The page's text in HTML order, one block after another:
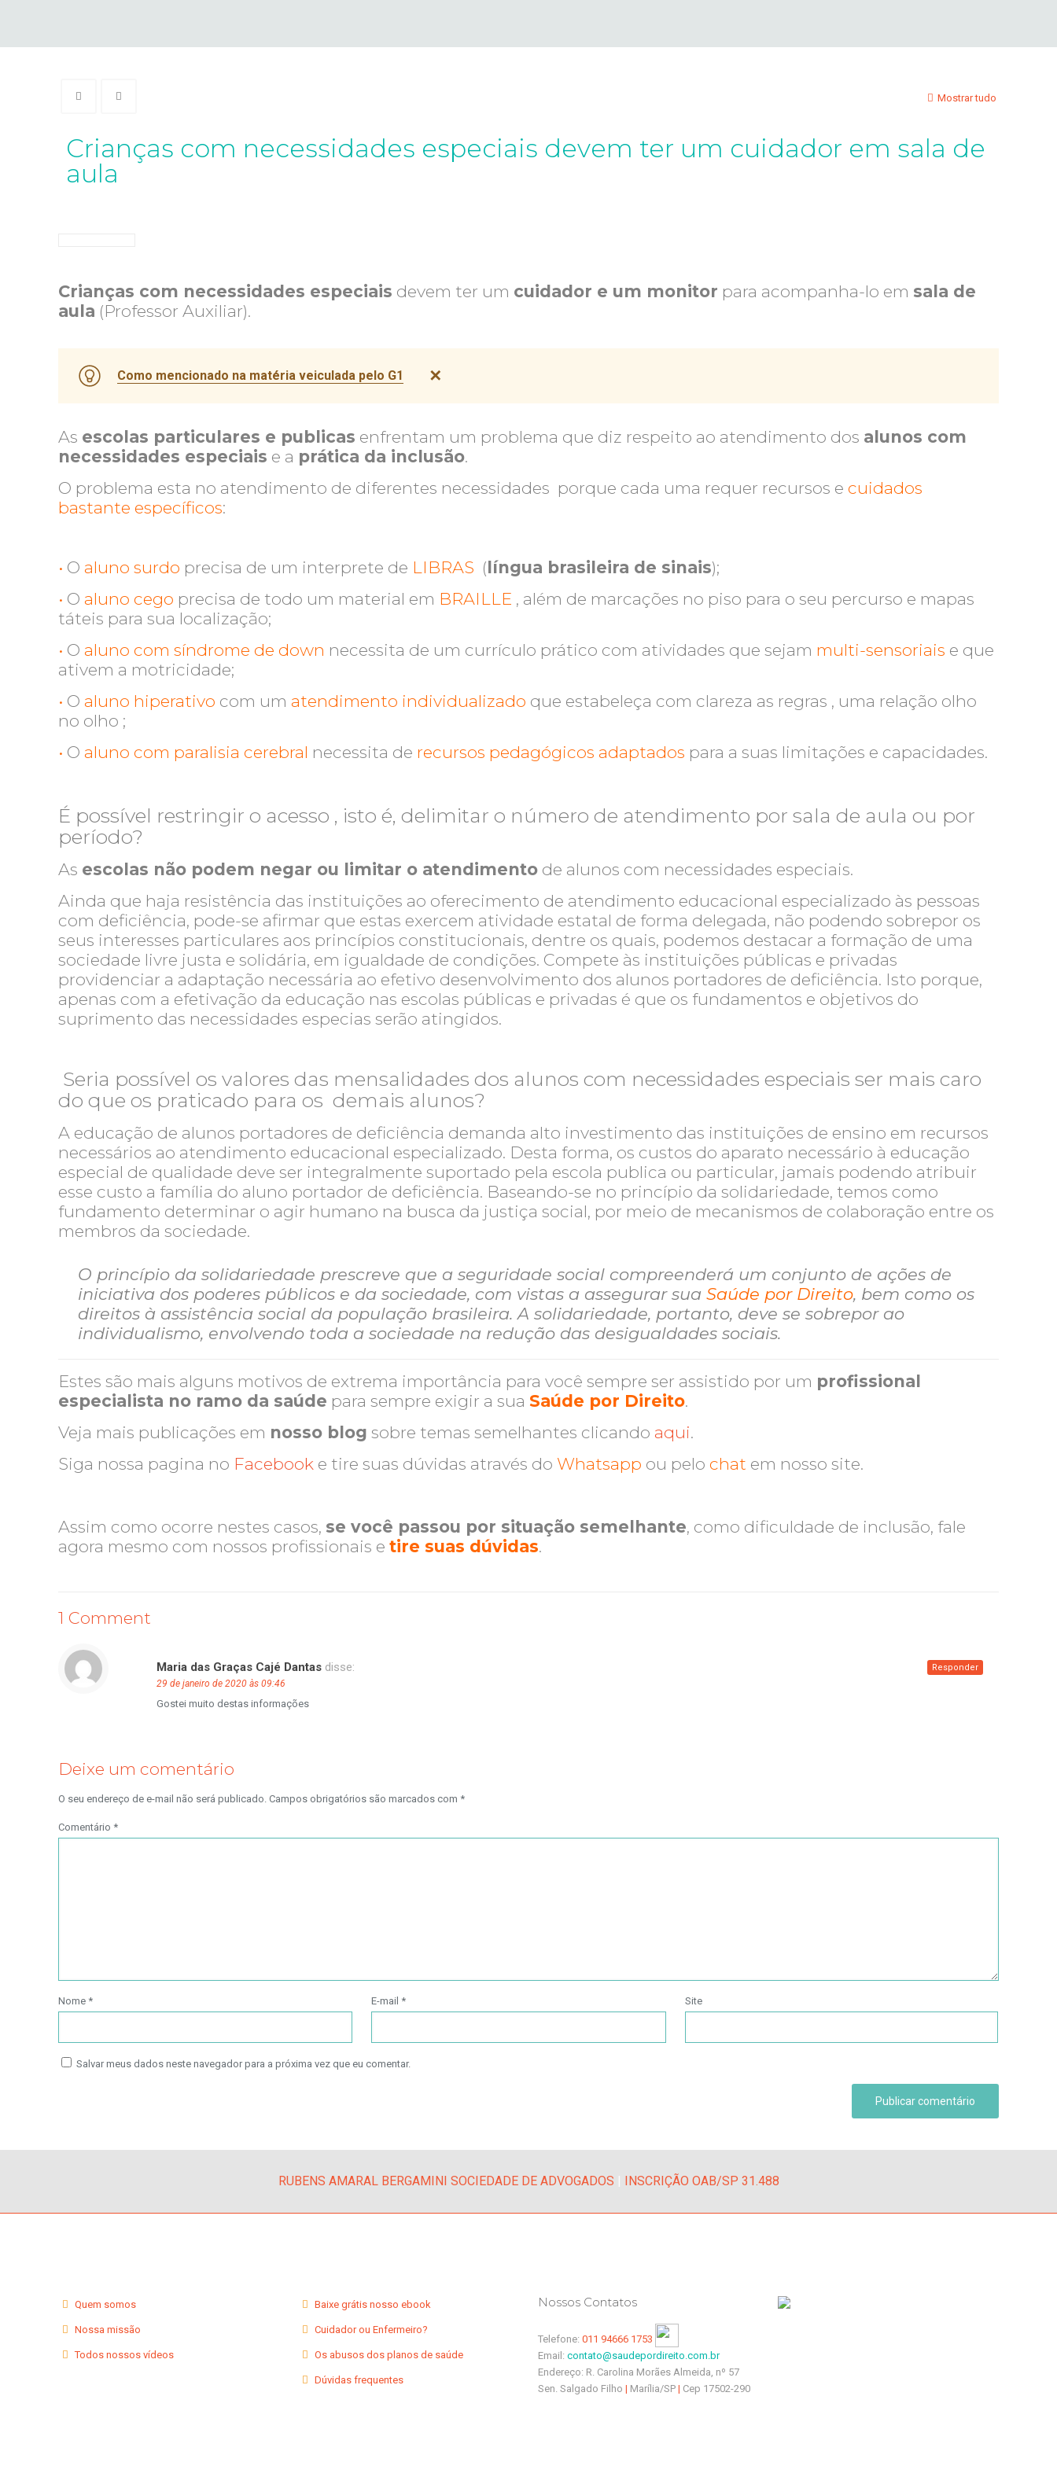
Mostrar tudo
Crianças com necessidades especiais devem ter um cuidador em sala de
aula
Crianças com necessidades especiais devem ter um cuidador e um monitor para acompanha-lo em sala de
aula (Professor Auxiliar).
Como mencionado na matéria veiculada pelo G1 ✕
As escolas particulares e publicas enfrentam um problema que diz respeito ao atendimento dos alunos com
necessidades especiais e a prática da inclusão.
O problema esta no atendimento de diferentes necessidades porque cada uma requer recursos ecuidados
bastante específicos:
• O aluno surdo precisa de um interprete de LIBRAS (língua brasileira de sinais);
• O aluno cego precisa de todo um material em BRAILLE , além de marcações no piso para o seu percurso e mapas
táteis para sua localização;
• O aluno com síndrome de down necessita de um currículo prático com atividades que sejam multi-sensoriais e que
ativem a motricidade;
• O aluno hiperativo com um atendimento individualizado que estabeleça com clareza as regras , uma relação olho
no olho ;
• O aluno com paralisia cerebral necessita de recursos pedagógicos adaptados para a suas limitações e capacidades.
É possível restringir o acesso , isto é, delimitar o número de atendimento por sala de aula ou por
período?
As escolas não podem negar ou limitar o atendimento de alunos com necessidades especiais.
Ainda que haja resistência das instituições ao oferecimento de atendimento educacional especializado às pessoas
com deficiência, pode-se afirmar que estas exercem atividade estatal de forma delegada, não podendo sobrepor os
seus interesses particulares aos princípios constitucionais, dentre os quais, podemos destacar a formação de uma
sociedade livre justa e solidária, em igualdade de condições. Compete às instituições públicas e privadas
providenciar a adaptação necessária ao efetivo desenvolvimento dos alunos portadores de deficiência. Isto porque,
apenas com a efetivação da educação nas escolas públicas e privadas é que os fundamentos e objetivos do
suprimento das necessidades especias serão atingidos.
Seria possível os valores das mensalidades dos alunos com necessidades especiais ser mais caro
do que os praticado para os demais alunos?
A educação de alunos portadores de deficiência demanda alto investimento das instituições de ensino em recursos
necessários ao atendimento educacional especializado. Desta forma, os custos do aparato necessário à educação
especial de qualidade deve ser integralmente suportado pela escola publica ou particular, jamais podendo atribuir
esse custo a família do aluno portador de deficiência. Baseando-se no princípio da solidariedade, temos como
fundamento determinar o agir humano na busca da justiça social, por meio de mecanismos de colaboração entre os
membros da sociedade.
O princípio da solidariedade prescreve que a seguridade social compreenderá um conjunto de ações de
iniciativa dos poderes públicos e da sociedade, com vistas a assegurar suaSaúde por Direito, bem como os
direitos à assistência social da população brasileira. A solidariedade, portanto, deve se sobrepor ao
individualismo, envolvendo toda a sociedade na redução das desigualdades sociais.
Estes são mais alguns motivos de extrema importância para você sempre ser assistido por um profissional
especialista no ramo da saúde para sempre exigir a sua Saúde por Direito.
Veja mais publicações em nosso blog sobre temas semelhantes clicando aqui.
Siga nossa pagina no Facebook e tire suas dúvidas através do Whatsapp ou pelochat em nosso site.
Assim como ocorre nestes casos, se você passou por situação semelhante, como dificuldade de inclusão, fale
agora mesmo com nossos profissionais etire suas dúvidas.
1 Comment
Maria das Graças Cajé Dantas disse:
29 de janeiro de 2020 às 09:46
Gostei muito destas informações
Responder
Deixe um comentário
O seu endereço de e-mail não será publicado. Campos obrigatórios são marcados com *
Comentário *
Nome * E-mail * Site
Salvar meus dados neste navegador para a próxima vez que eu comentar.
RUBENS AMARAL BERGAMINI SOCIEDADE DE ADVOGADOS | INSCRIÇÃO OAB/SP 31.488
Quem somos
Nossa missão
Todos nossos vídeos
Baixe grátis nosso ebook
Cuidador ou Enfermeiro?
Os abusos dos planos de saúde
Dúvidas frequentes
Nossos Contatos
Telefone: 011 94666 1753
Email: contato@saudepordireito.com.br
Endereço: R. Carolina Morães Almeida, nº 57
Sen. Salgado Filho | Marília/SP | Cep 17502-290